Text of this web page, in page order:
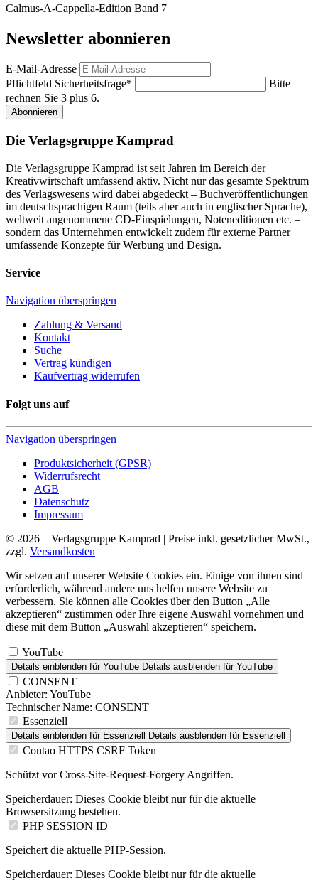
Calmus-A-Cappella-Edition Band 7
Newsletter abonnieren
E-Mail-Adresse
Pflichtfeld Sicherheitsfrage*
Bitte
rechnen Sie 3 plus 6.
Abonnieren
Die Verlagsgruppe Kamprad
Die Verlagsgruppe Kamprad ist seit Jahren im Bereich der
Kreativwirtschaft umfassend aktiv. Nicht nur das gesamte Spektrum
des Verlagswesens wird dabei abgedeckt – Buchveröffentlichungen
im deutschsprachigen Raum (teils aber auch in englischer Sprache),
weltweit angenommene CD-Einspielungen, Noteneditionen etc. –
sondern das Unternehmen entwickelt zudem für externe Partner
umfassende Konzepte für Werbung und Design.
Service
Navigation überspringen
Zahlung & Versand
Kontakt
Suche
Vertrag kündigen
Kaufvertrag widerrufen
Folgt uns auf
Navigation überspringen
Produktsicherheit (GPSR)
Widerrufsrecht
AGB
Datenschutz
Impressum
© 2026 – Verlagsgruppe Kamprad | Preise inkl. gesetzlicher MwSt.,
zzgl. Versandkosten
Wir setzen auf unserer Website Cookies ein. Einige von ihnen sind
erforderlich, während andere uns helfen unsere Website zu
verbessern. Sie können alle Cookies über den Button „Alle
akzeptieren“ zustimmen oder Ihre eigene Auswahl vornehmen und
diese mit dem Button „Auswahl akzeptieren“ speichern.
YouTube
Details einblenden für YouTube Details ausblenden für YouTube
CONSENT
Anbieter: YouTube
Technischer Name: CONSENT
Essenziell
Details einblenden für Essenziell Details ausblenden für Essenziell
Contao HTTPS CSRF Token
Schützt vor Cross-Site-Request-Forgery Angriffen.
Speicherdauer: Dieses Cookie bleibt nur für die aktuelle
Browsersitzung bestehen.
PHP SESSION ID
Speichert die aktuelle PHP-Session.
Speicherdauer: Dieses Cookie bleibt nur für die aktuelle